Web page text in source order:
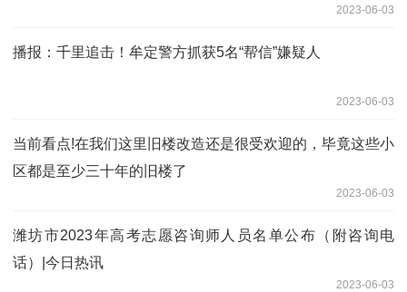
2023-06-03
播报：千里追击！牟定警方抓获5名“帮信”嫌疑人
2023-06-03
当前看点!在我们这里旧楼改造还是很受欢迎的，毕竟这些小
区都是至少三十年的旧楼了
2023-06-03
潍坊市2023年高考志愿咨询师人员名单公布（附咨询电
话）|今日热讯
2023-06-03